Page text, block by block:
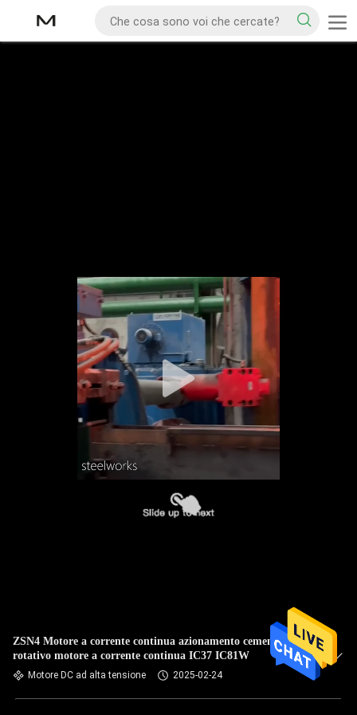
ZSN4 Motore a corrente continua azionamento cemento forno
rotativo motore a corrente continua IC37 IC81W
Motore DC ad alta tensione 2025-02-24